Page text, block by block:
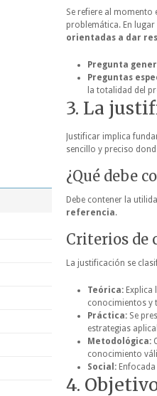
Se refiere al
problemática. En
orientadas a dar
Pregunta
Preguntas
la totalidad del
3. La
Justificar implica
sencillo y preciso
¿Qué debe
Debe contener la
referencia.
Criterios de
La justificación se
Teórica:
conocimientos y
Práctica: Se
estrategias
Metodológica:
conocimiento
Social:
4.